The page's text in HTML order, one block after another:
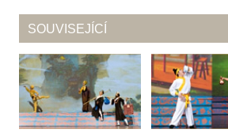
SOUVISEJÍCÍ